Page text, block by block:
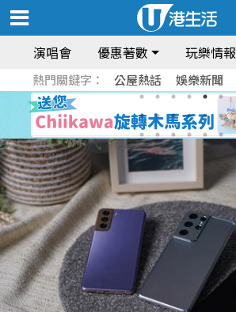
演唱會 優惠著數 玩樂情報
熱門關鍵字： 公屋熱話 娛樂新聞